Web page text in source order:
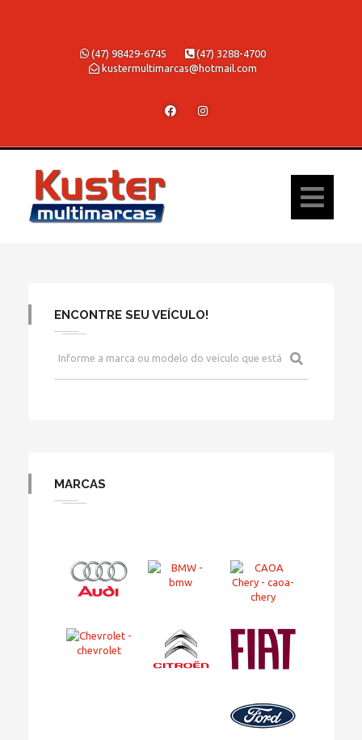
(47) 98429-6745
(47) 3288-4700
kustermultimarcas@hotmail.com
ENCONTRE SEU VEÍCULO!
MARCAS